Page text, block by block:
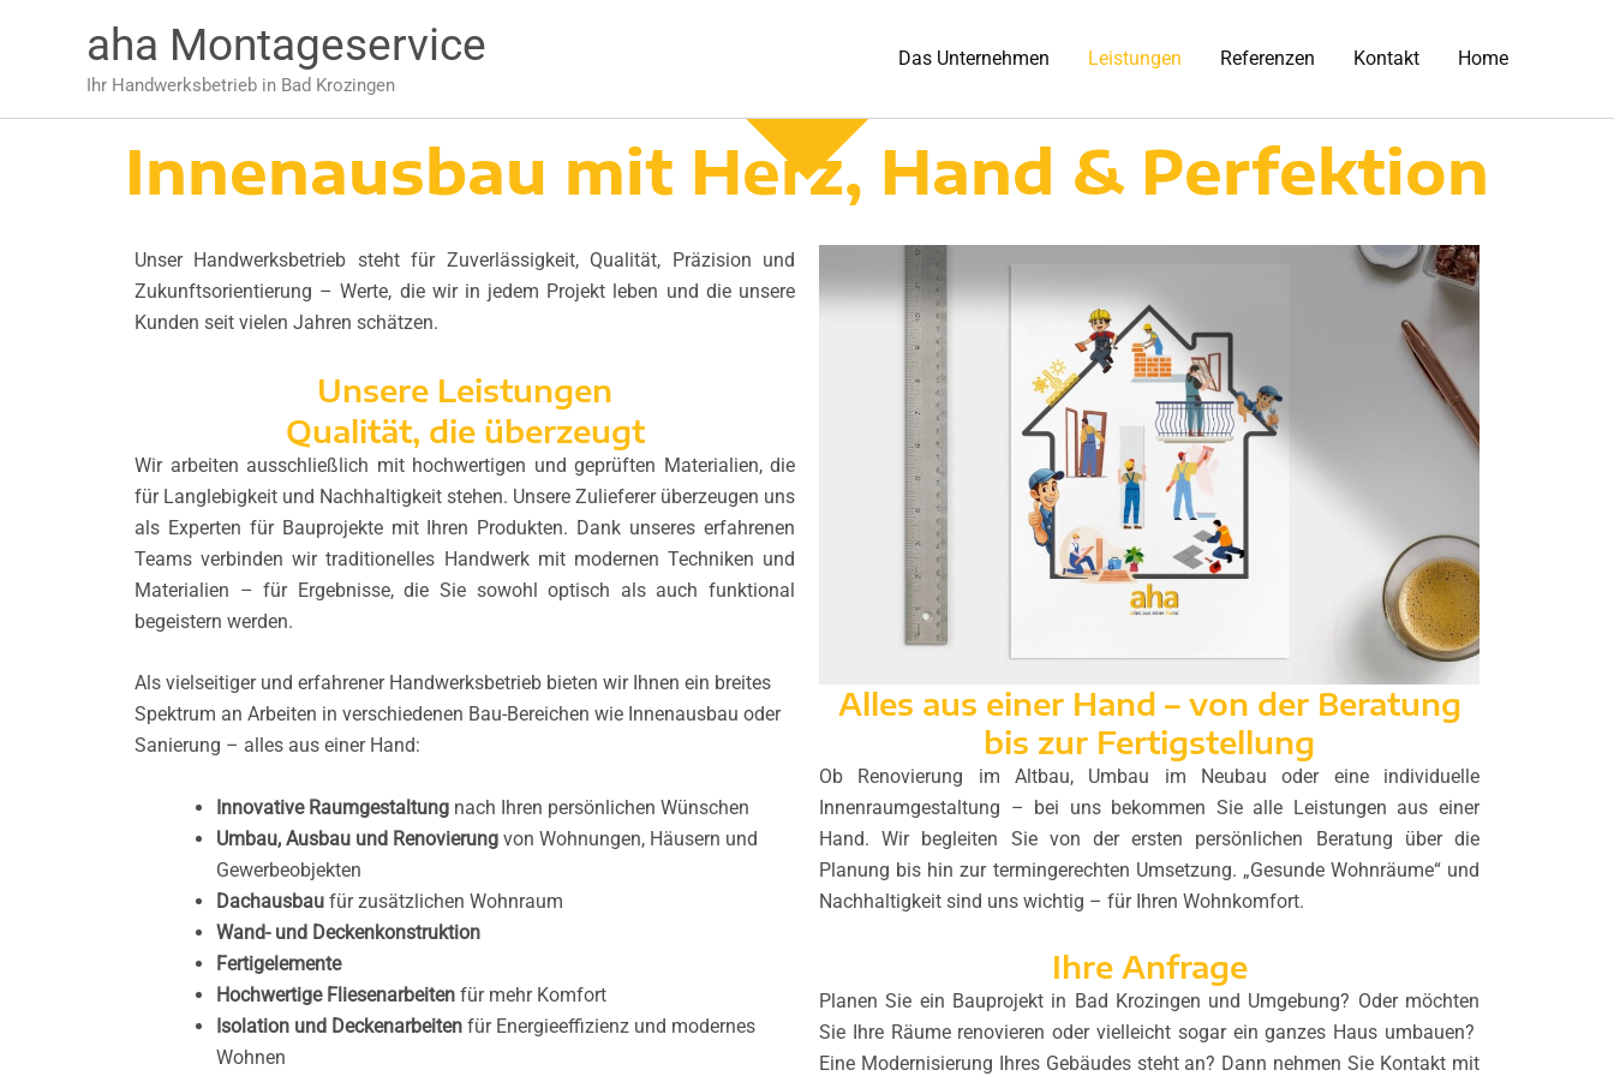
aha Montageservice
Ihr Handwerksbetrieb in Bad Krozingen
Das Unternehmen Leistungen Referenzen Kontakt Home
Innenausbau mit Herz, Hand & Perfektion
Unser Handwerksbetrieb steht für Zuverlässigkeit, Qualität, Präzision und
Zukunftsorientierung – Werte, die wir in jedem Projekt leben und die unsere
Kunden seit vielen Jahren schätzen.
Unsere Leistungen
Qualität, die überzeugt
Wir arbeiten ausschließlich mit hochwertigen und geprüften Materialien, die
für Langlebigkeit und Nachhaltigkeit stehen. Unsere Zulieferer überzeugen uns
als Experten für Bauprojekte mit Ihren Produkten. Dank unseres erfahrenen
Teams verbinden wir traditionelles Handwerk mit modernen Techniken und
Materialien – für Ergebnisse, die Sie sowohl optisch als auch funktional
begeistern werden.
Als vielseitiger und erfahrener Handwerksbetrieb bieten wir Ihnen ein breites
Spektrum an Arbeiten in verschiedenen Bau-Bereichen wie Innenausbau oder
Sanierung – alles aus einer Hand:
Innovative Raumgestaltung nach Ihren persönlichen Wünschen
Umbau, Ausbau und Renovierung von Wohnungen, Häusern und
Gewerbeobjekten
Dachausbau für zusätzlichen Wohnraum
Wand- und Deckenkonstruktion
Fertigelemente
Hochwertige Fliesenarbeiten für mehr Komfort
Isolation und Deckenarbeiten für Energieeffizienz und modernes
Wohnen
Alles aus einer Hand – von der Beratung
bis zur Fertigstellung
Ob Renovierung im Altbau, Umbau im Neubau oder eine individuelle
Innenraumgestaltung – bei uns bekommen Sie alle Leistungen aus einer
Hand. Wir begleiten Sie von der ersten persönlichen Beratung über die
Planung bis hin zur termingerechten Umsetzung. „Gesunde Wohnräume“ und
Nachhaltigkeit sind uns wichtig – für Ihren Wohnkomfort.
Ihre Anfrage
Planen Sie ein Bauprojekt in Bad Krozingen und Umgebung? Oder möchten
Sie Ihre Räume renovieren oder vielleicht sogar ein ganzes Haus umbauen?
Eine Modernisierung Ihres Gebäudes steht an? Dann nehmen Sie Kontakt mit